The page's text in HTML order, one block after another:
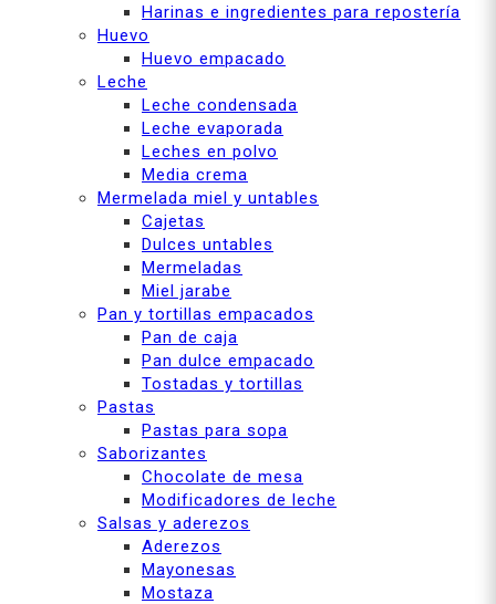
Harinas e ingredientes para repostería
Huevo
Huevo empacado
Leche
Leche condensada
Leche evaporada
Leches en polvo
Media crema
Mermelada miel y untables
Cajetas
Dulces untables
Mermeladas
Miel jarabe
Pan y tortillas empacados
Pan de caja
Pan dulce empacado
Tostadas y tortillas
Pastas
Pastas para sopa
Saborizantes
Chocolate de mesa
Modificadores de leche
Salsas y aderezos
Aderezos
Mayonesas
Mostaza